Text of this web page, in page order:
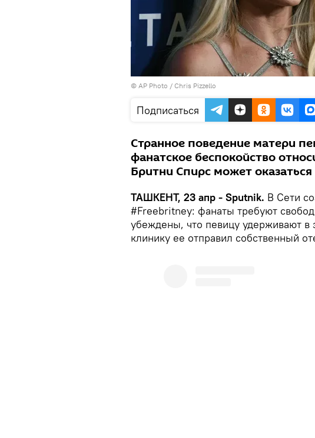
© AP Photo / Chris Pizzello
Подписаться
Странное поведение матери
фанатское беспокойство
Бритни Спирс может
ТАШКЕНТ, 23 апр - Sputnik. В Сети
#Freebritney: фанаты требуют
убеждены, что певицу удерживают в
клинику ее отправил собственный